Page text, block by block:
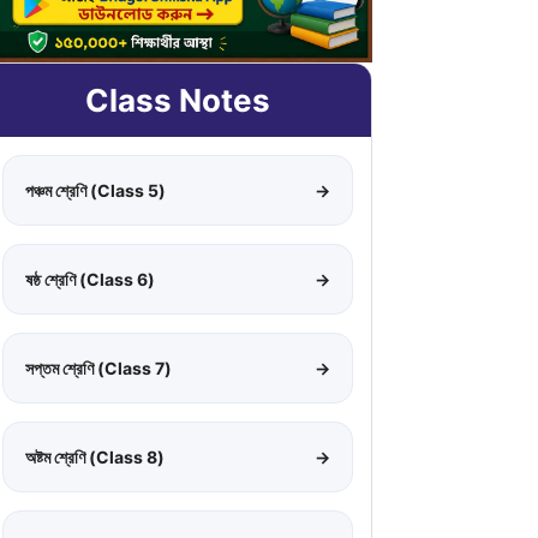
Class Notes
পঞ্চম শ্রেণি (Class 5) →
ষষ্ঠ শ্রেণি (Class 6) →
সপ্তম শ্রেণি (Class 7) →
অষ্টম শ্রেণি (Class 8) →